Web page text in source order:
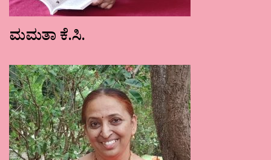
ಮಮತಾ ಕೆ.ಸಿ.